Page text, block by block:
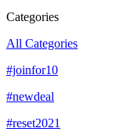
Categories
All Categories
#joinfor10
#newdeal
#reset2021